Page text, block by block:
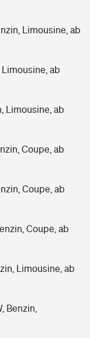
Limousine, ab
Limousine, ab
Limousine, ab
Coupe, ab
Coupe, ab
Coupe, ab
Limousine, ab
Benzin,